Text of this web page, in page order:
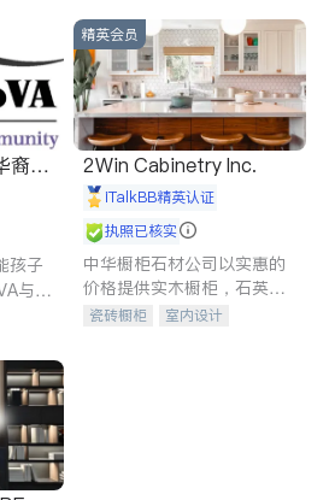
办
裔家
孩子
与您
满
精英会员
2Win Cabinetry Inc.
iTalkBB精英认证
执照已核实
中华橱柜石材公司以实惠的
价格提供实木橱柜，石英石
台面，多种优质不锈钢水
瓷砖橱柜
室内设计